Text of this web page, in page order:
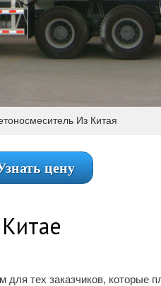
Из Китая
цену
тех заказчиков, которые